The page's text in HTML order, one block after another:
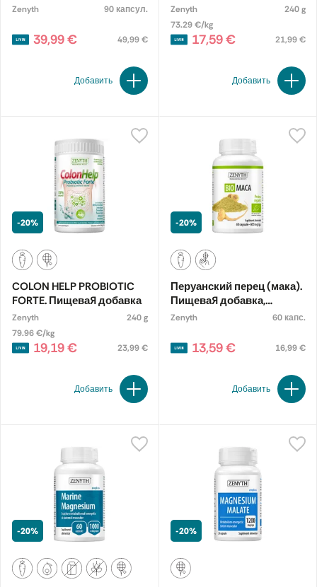
Zenyth 90 капсул.
39,99 € 49,99 €
Добавить
Zenyth
240 g
73.29 €/kg
17,59 € 21,99 €
Добавить
-20%
COLON HELP PROBIOTIC
FORTE. Пищевая добавка
Zenyth
240 g
79.96 €/kg
19,19 € 23,99 €
Добавить
-20%
Перуанский перец (мака).
Пищевая добавка,
экологическая
Zenyth 60 капс.
13,59 € 16,99 €
Добавить
-20% -20%